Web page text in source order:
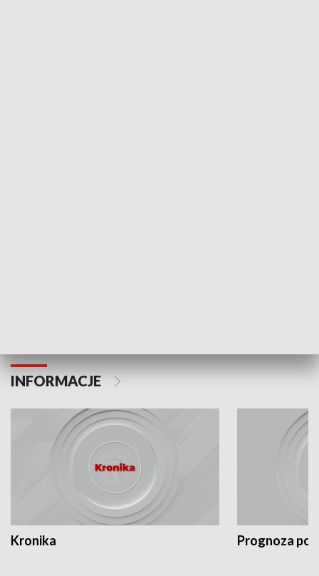
INFORMACJE
Kronika Prognoza